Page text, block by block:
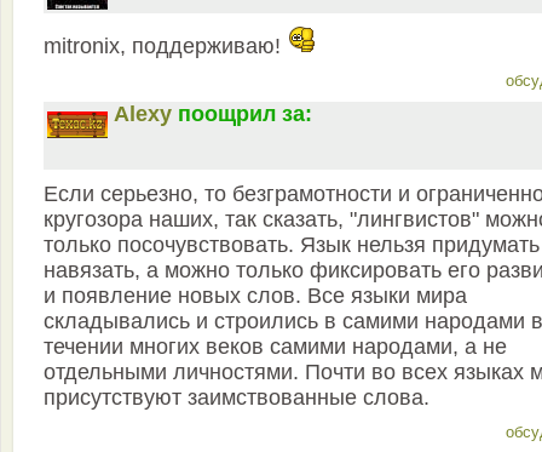
mitronix, поддерживаю!
Alexy поощрил за:
Если серьезно, то безграмотности и
кругозора наших, так сказать, "лингвистов"
только посочувствовать. Язык нельзя
навязать, а можно только фиксировать его
и появление новых слов. Все языки мира
складывались и строились в самими народами в
течении многих веков самими народами, а не
отдельными личностями. Почти во всех языках
присутствуют заимствованные слова.